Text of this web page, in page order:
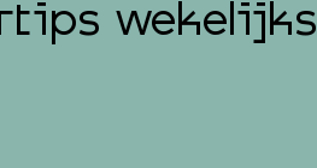
wekelijks